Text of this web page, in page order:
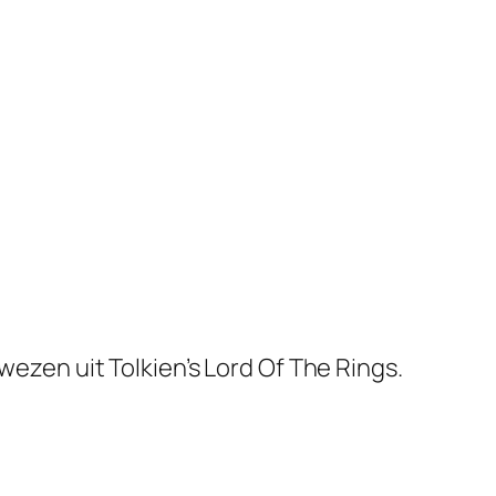
uit Tolkien’s Lord Of The Rings.